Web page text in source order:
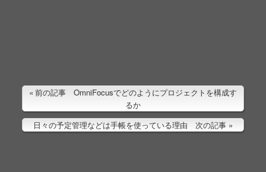
前の記事 OmniFocusでどのようにプロジェクトを構成す
るか
日々の予定管理などは手帳を使っている理由 次の記事